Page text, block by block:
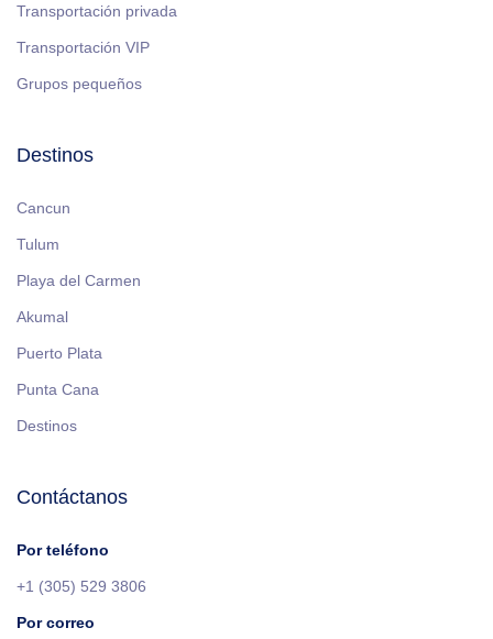
Transportación privada
Transportación VIP
Grupos pequeños
Destinos
Cancun
Tulum
Playa del Carmen
Akumal
Puerto Plata
Punta Cana
Destinos
Contáctanos
Por teléfono
+1 (305) 529 3806
Por correo